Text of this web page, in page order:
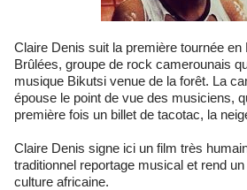
Claire Denis suit la première tournée en France des Têtes
Brûlées, groupe de rock camerounais
musique Bikutsi venue de la forêt. La
épouse le point de vue des musiciens,
première fois un billet de tacotac, la
Claire Denis signe ici un film très
traditionnel reportage musical et rend
culture africaine.